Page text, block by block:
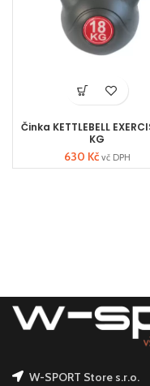
Činka KETTLEBELL
KG
630 Kč vč DPH
W-SPORT Store s.r.o.